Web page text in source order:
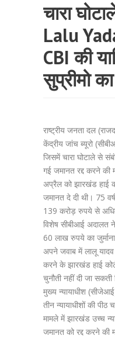
चारा
Lalu
CBI की
सुप्रीमो
राष्ट्रीय जनता दल
केंद्रीय जांच ब्यूरो
जिसमें चारा घोटाले से
गई जमानत रद्द करने
अप्रैल को झारखंड हाई
जमानत दे दी थी। 75
139 करोड़ रुपये से
विशेष सीबीआई अदालत
60 लाख रुपये का
अपने जवाब में लालू
करने के झारखंड हाई
चुनौती नहीं दी जा
मुख्य न्यायाधीश
तीन न्यायाधीशों की पीठ
मामले में झारखंड उच्च
जमानत को रद्द करने की